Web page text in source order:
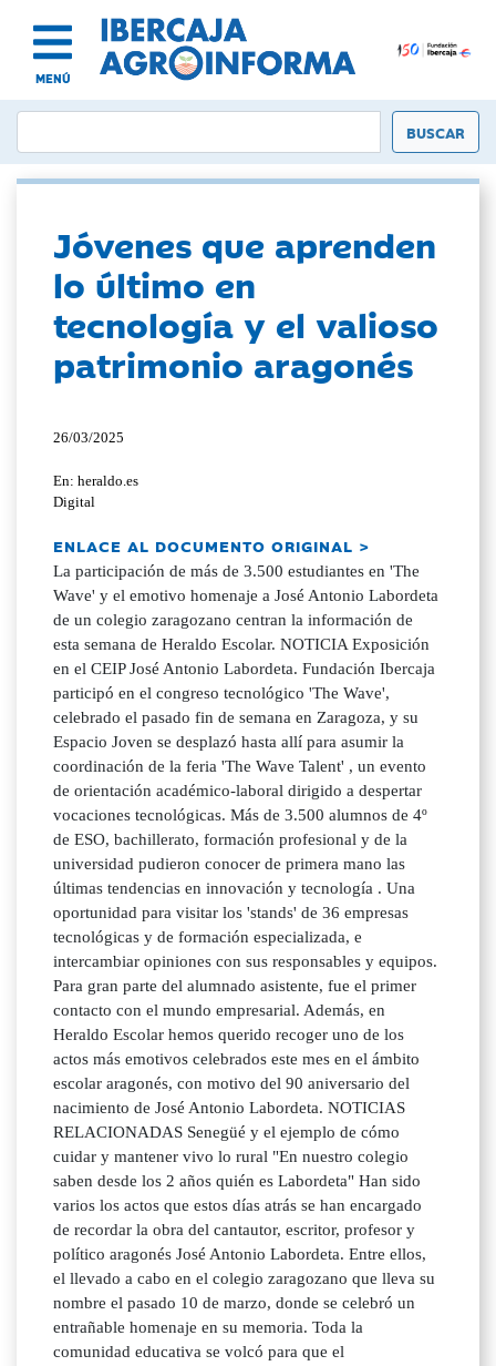
MENÚ
Jóvenes que aprenden
lo último en
tecnología y el valioso
patrimonio aragonés
26/03/2025
En: heraldo.es
Digital
ENLACE AL DOCUMENTO ORIGINAL >
La participación de más de 3.500 estudiantes en 'The
Wave' y el emotivo homenaje a José Antonio Labordeta
de un colegio zaragozano centran la información de
esta semana de Heraldo Escolar. NOTICIA Exposición
en el CEIP José Antonio Labordeta. Fundación Ibercaja
participó en el congreso tecnológico 'The Wave',
celebrado el pasado fin de semana en Zaragoza, y su
Espacio Joven se desplazó hasta allí para asumir la
coordinación de la feria 'The Wave Talent' , un evento
de orientación académico-laboral dirigido a despertar
vocaciones tecnológicas. Más de 3.500 alumnos de 4º
de ESO, bachillerato, formación profesional y de la
universidad pudieron conocer de primera mano las
últimas tendencias en innovación y tecnología . Una
oportunidad para visitar los 'stands' de 36 empresas
tecnológicas y de formación especializada, e
intercambiar opiniones con sus responsables y equipos.
Para gran parte del alumnado asistente, fue el primer
contacto con el mundo empresarial. Además, en
Heraldo Escolar hemos querido recoger uno de los
actos más emotivos celebrados este mes en el ámbito
escolar aragonés, con motivo del 90 aniversario del
nacimiento de José Antonio Labordeta. NOTICIAS
RELACIONADAS Senegüé y el ejemplo de cómo
cuidar y mantener vivo lo rural "En nuestro colegio
saben desde los 2 años quién es Labordeta" Han sido
varios los actos que estos días atrás se han encargado
de recordar la obra del cantautor, escritor, profesor y
político aragonés José Antonio Labordeta. Entre ellos,
el llevado a cabo en el colegio zaragozano que lleva su
nombre el pasado 10 de marzo, donde se celebró un
entrañable homenaje en su memoria. Toda la
comunidad educativa se volcó para que el